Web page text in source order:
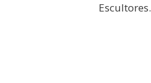
Escultores.